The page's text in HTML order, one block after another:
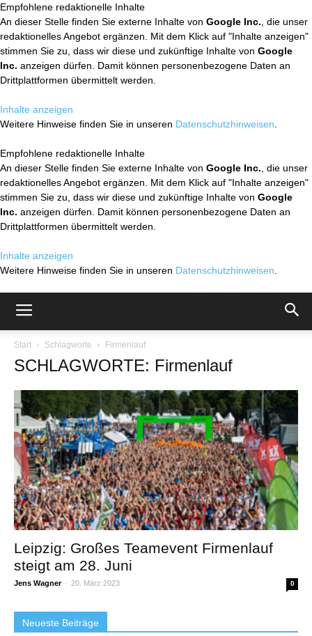
Empfohlene redaktionelle Inhalte
An dieser Stelle finden Sie externe Inhalte von Google Inc. , die unser
redaktionelles Angebot ergänzen. Mit dem Klick auf "Inhalte anzeigen"
stimmen Sie zu, dass wir diese und zukünftige Inhalte von Google
Inc. anzeigen dürfen. Damit können personenbezogene Daten an
Drittplattformen übermittelt werden.
Inhalte anzeigen
Weitere Hinweise finden Sie in unseren Datenschutzhinweisen
Empfohlene redaktionelle Inhalte
An dieser Stelle finden Sie externe Inhalte von Google Inc. , die unser
redaktionelles Angebot ergänzen. Mit dem Klick auf "Inhalte anzeigen"
stimmen Sie zu, dass wir diese und zukünftige Inhalte von Google
Inc. anzeigen dürfen. Damit können personenbezogene Daten an
Drittplattformen übermittelt werden.
Inhalte anzeigen
Weitere Hinweise finden Sie in unseren Datenschutzhinweisen
Start Schlagworte Firmenlauf
SCHLAGWORTE: Firmenlauf
Leipzig: Großes Teamevent Firmenlauf
steigt am 28. Juni
Jens Wagner - 20. März 2023 0
Neueste Beiträge